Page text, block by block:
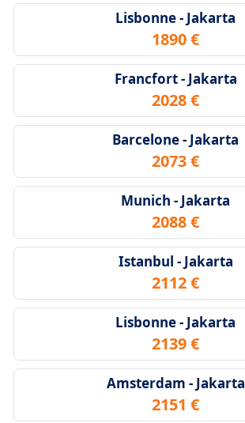
Lisbonne - Jakarta
1890 €
Francfort - Jakarta
2028 €
Barcelone - Jakarta
2073 €
Munich - Jakarta
2088 €
Istanbul - Jakarta
2112 €
Lisbonne - Jakarta
2139 €
Amsterdam - Jakarta
2151 €